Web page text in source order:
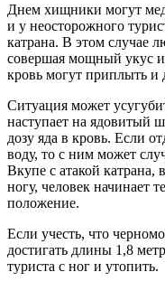
Днем хищники могут
и у неосторожного
катрана. В этом случае
совершая мощный укус и
кровь могут приплыть и
Ситуация может
наступает на ядовитый
дозу яда в кровь. Если
воду, то с ним может
Вкупе с атакой
ногу, человек начинает
положение.
Если учесть, что
достигать длины 1,8
туриста с ног и утопить.